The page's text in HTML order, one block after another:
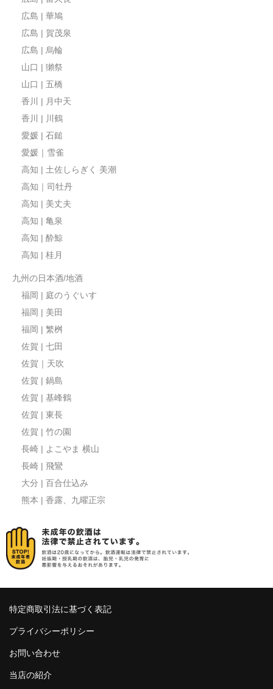
広島 | 華鳩
広島 | 賀茂泉
広島 | 烏輪
山口 | 獺祭
山口 | 五橋
香川 | 月中天
香川 | 川鶴
愛媛 | 石鎚
愛媛｜雪雀
高知 | 土佐しらぎく 美潮
高知｜司牡丹
高知 | 美丈夫
高知 | 亀泉
高知 | 酔鯨
高知 | 桂月
九州の日本酒/地酒
福岡 | 庭のうぐいす
福岡 | 美田
福岡 | 繁桝
佐賀 | 七田
佐賀｜天吹
佐賀 | 鍋島
佐賀 | 基峰鶴
佐賀 | 東長
佐賀 | 竹の園
長崎 | よこやま 横山
長崎 | 飛鸞
大分 | 百合仕込み
熊本 | 香露、九曜正宗
特定商取引法に基づく表記
プライバシーポリシー
お問い合わせ
当店の紹介